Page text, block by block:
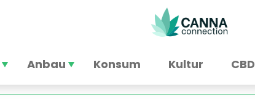
Anbau Konsum Kultur CBD